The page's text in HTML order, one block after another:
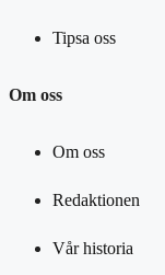
Tipsa oss
Om oss
Om oss
Redaktionen
Vår historia